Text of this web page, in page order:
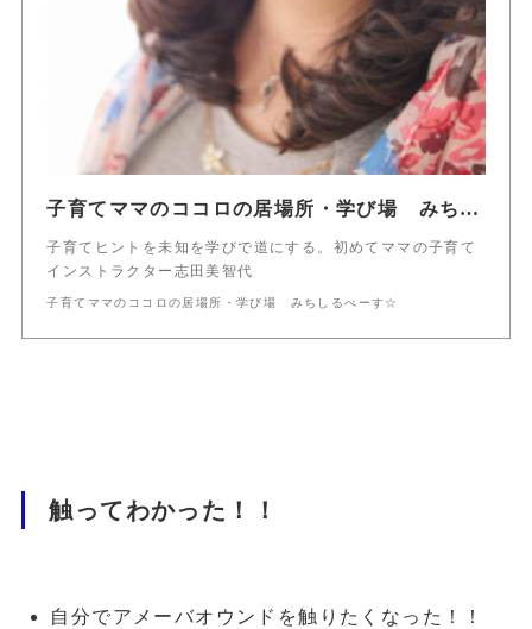
子育てママのココロの居場所・学び場 みちしるべーす☆
子育てヒントを未知を学びで道にする。初めてママの子育て
インストラクター志田美智代
子育てママのココロの居場所・学び場 みちしるべーす☆
触ってわかった！！
自分でアメーバオウンドを触りたくなった！！